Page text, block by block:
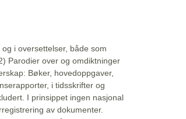
i oversettelser, både som
Parodier over og omdiktninger
Bøker, hovedoppgaver,
i tidsskrifter og
I prinsippet ingen nasjonal
av dokumenter.